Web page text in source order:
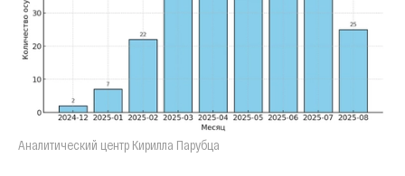
Аналитический центр Кирилла Парубца